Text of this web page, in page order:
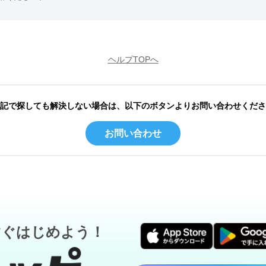
ヘルプTOPへ
で探しても解決しない場合は、以下のボタンよりお問い合わせくだ
お問い合わせ
はじめよう！